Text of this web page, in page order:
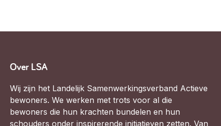
Over LSA
Wij zijn het Landelijk Samenwerkingsverband Actieve
bewoners. We werken met trots voor al die
bewoners die hun krachten bundelen en hun
schouders onder inspirerende initiatieven zetten. Van